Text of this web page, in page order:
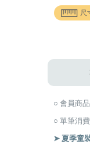
尺
○ 會員商
○ 單筆消
➤ 夏季童